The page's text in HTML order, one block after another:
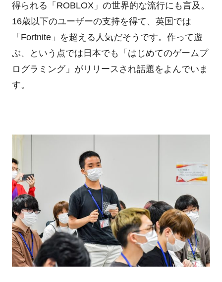
得られる「ROBLOX」の世界的な流行にも言及。
16歳以下のユーザーの支持を得て、英国では
「Fortnite」を超える人気だそうです。作って遊
ぶ、という点では日本でも「はじめてのゲームプ
ログラミング」がリリースされ話題をよんでいま
す。